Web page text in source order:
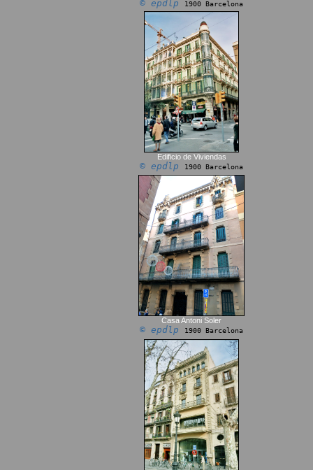
© epdlp 1900 Barcelona
Edificio de Viviendas
© epdlp 1900 Barcelona
Casa Antoni Soler
© epdlp 1900 Barcelona